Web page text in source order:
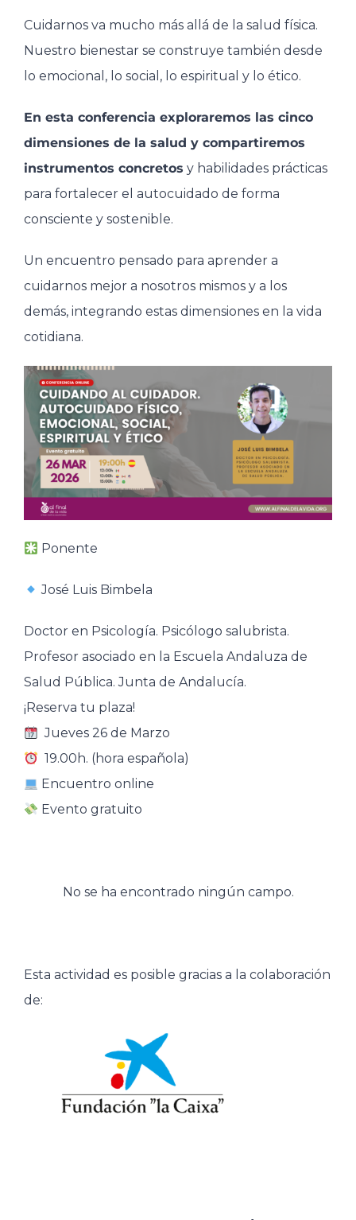
Cuidarnos va mucho más allá de la salud física.
Nuestro bienestar se construye también desde
lo emocional, lo social, lo espiritual y lo ético.
En esta conferencia exploraremos las cinco
dimensiones de la salud y compartiremos
instrumentos concretos y habilidades prácticas
para fortalecer el autocuidado de forma
consciente y sostenible.
Un encuentro pensado para aprender a
cuidarnos mejor a nosotros mismos y a los
demás, integrando estas dimensiones en la vida
cotidiana.
Ponente
José Luis Bimbela
Doctor en Psicología. Psicólogo salubrista.
Profesor asociado en la Escuela Andaluza de
Salud Pública. Junta de Andalucía.
¡Reserva tu plaza!
Jueves 26 de Marzo
19.00h. (hora española)
Encuentro online
Evento gratuito
No se ha encontrado ningún campo.
Esta actividad es posible gracias a la colaboración
de: